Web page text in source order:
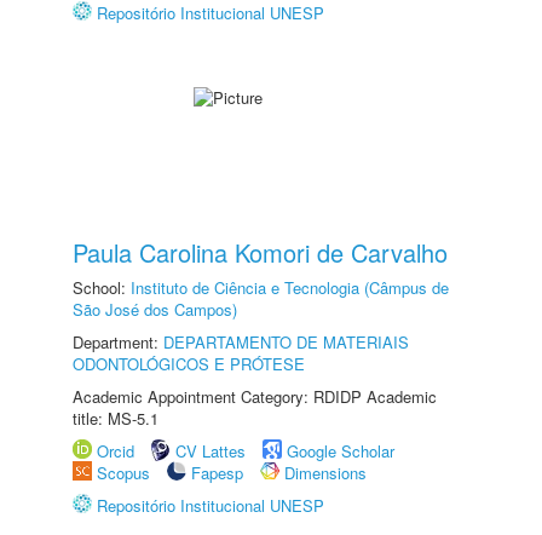
Repositório Institucional UNESP
Paula Carolina Komori de Carvalho
School: Instituto de Ciência e Tecnologia (Câmpus de
São José dos Campos)
Department: DEPARTAMENTO DE MATERIAIS
ODONTOLÓGICOS E PRÓTESE
Academic Appointment Category: RDIDP Academic
title: MS-5.1
Orcid
CV Lattes
Google Scholar
Scopus
Fapesp
Dimensions
Repositório Institucional UNESP